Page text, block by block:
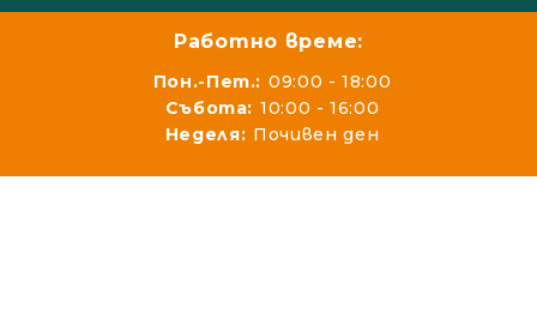
Работно време:
Пон.-Пет.: 09:00 - 18:00
Събота: 10:00 - 16:00
Неделя: Почивен ден